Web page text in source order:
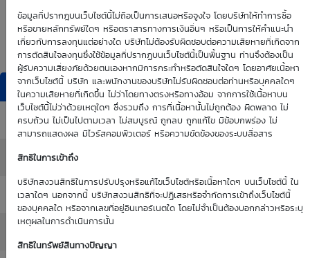
ข้อมูลที่ปรากฎบนเว็บไซต์นี้ไม่ถือเป็นการเสนอหรือจูงใจ โดยบริษัทให้ทำการซื้อ
หรือขายหลักทรัพย์ใดๆ หรือตราสารทางการเงินอื่นๆ หรือเป็นการให้คำแนะนำ
เกี่ยวกับการลงทุนแต่อย่างใด บริษัทไม่ต้องรับผิดชอบต่อความเสียหายที่เกิดจาก
การตัดสินใจลงทุนซึ่งใช้ข้อมูลที่ปรากฏบนเว็บไซต์นี้เป็นพื้นฐาน ท่านจึงต้องเป็น
ผู้รับความเสี่ยงภัยด้วยตนเองหากมีการกระทำหรือตัดสินใจใดๆ โดยอาศัยเนื้อหา
จากเว็บไซต์นี้ บริษัท และพนักงานของบริษัทไม่รับผิดชอบต่อท่านหรือบุคคลใดๆ
ในความเสียหายที่เกิดขึ้น ไม่ว่าโดยทางตรงหรือทางอ้อม จากการใช้เนื้อหาบน
เว็บไซต์นี้ไม่ว่าด้วยเหตุใดๆ ซึ่งรวมถึง การที่เนื้อหานั้นไม่ถูกต้อง ผิดพลาด ไม่
ครบถ้วน ไม่เป็นไปตามเวลา ไม่สมบูรณ์ ถูกลบ ถูกแก้ไข มีข้อบกพร่อง ไม่
สามารถแสดงผล มีไวรัสคอมพิวเตอร์ หรือความขัดข้องของระบบสื่อสาร
สิทธิในการเข้าถึง
บริษัทสงวนสิทธิในการปรับปรุงหรือแก้ไขเว็บไซต์หรือเนื้อหาใดๆ บนเว็บไซต์นี้ ใน
เวลาใดๆ นอกจากนี้ บริษัทสงวนสิทธิที่จะปฏิเสธหรือจำกัดการเข้าถึงเว็บไซต์นี้
ของบุคคลใด หรือจากเลขที่อยู่อินเทอร์เนตใด โดยไม่จำเป็นต้องบอกกล่าวหรือระบุ
เหตุผลในการดำเนินการนั้น
สิทธิในทรัพย์สินทางปัญญา
Time Decay
0.00 %
TTM (days)
DW Indicators
Effective Gearing
: 0.00
Sensitivity
Time Decay (%)
: 0.00%
Implied Volatility